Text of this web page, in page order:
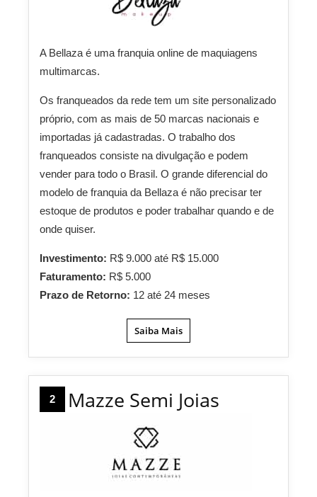
A Bellaza é uma franquia online de maquiagens
multimarcas.
Os franqueados da rede tem um site personalizado
próprio, com as mais de 50 marcas nacionais e
importadas já cadastradas. O trabalho dos
franqueados consiste na divulgação e podem
vender para todo o Brasil. O grande diferencial do
modelo de franquia da Bellaza é não precisar ter
estoque de produtos e poder trabalhar quando e de
onde quiser.
Investimento: R$ 9.000 até R$ 15.000
Faturamento: R$ 5.000
Prazo de Retorno: 12 até 24 meses
Saiba Mais
2 Mazze Semi Joias